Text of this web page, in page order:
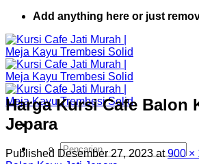
Add anything here or just
Pencarian
untuk:
Harga Kursi Cafe Balon
Jepara
Published Desember 27, 2023at900 ×